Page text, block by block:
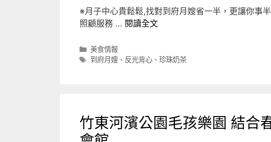
※月子中心貴鬆鬆,找對到府月嫂省一半，更讓你
照顧服務 … 閱讀全文
分
類
美食情報
標
到府月嫂、 反光背心、 珍珠奶茶
竹東河濱公園毛孩樂園 結合